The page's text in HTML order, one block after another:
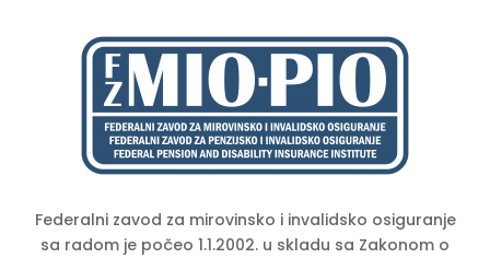
Federalni zavod za mirovinsko i invalidsko osiguranje
sa radom je počeo 1.1.2002. u skladu sa Zakonom o